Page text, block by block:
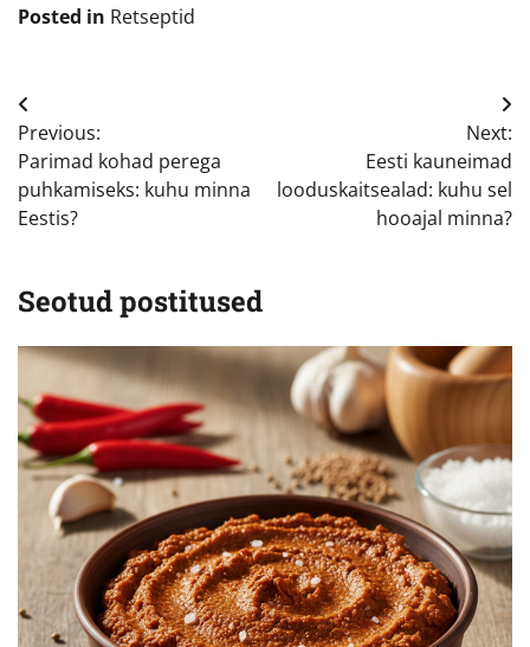
Posted in Retseptid
Navigeerimine
Previous:
Parimad kohad perega
puhkamiseks: kuhu minna
Eestis?
Next:
Eesti kauneimad
looduskaitsealad: kuhu sel
hooajal minna?
Seotud postitused